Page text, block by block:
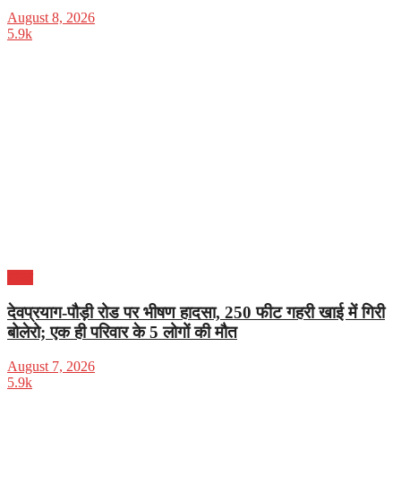
August 8, 2026
5.9k
देवप्रयाग-पौड़ी रोड पर भीषण हादसा, 250 फीट गहरी खाई में गिरी
बोलेरो; एक ही परिवार के 5 लोगों की मौत
August 7, 2026
5.9k